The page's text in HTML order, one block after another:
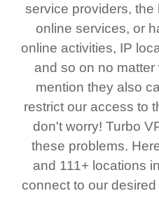
service providers,
online services, or
online activities, IP
and so on no
mention they also
restrict our access to
don't worry! Turbo
these problems.
and 111+ locations
connect to our